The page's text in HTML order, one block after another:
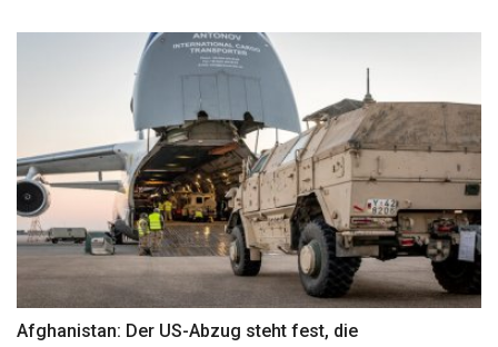
Afghanistan: Der US-Abzug steht fest, die